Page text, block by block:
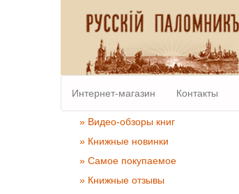
Интернет-магазин Контакты
» Видео-обзоры книг
» Книжные новинки
» Самое покупаемое
» Книжные отзывы